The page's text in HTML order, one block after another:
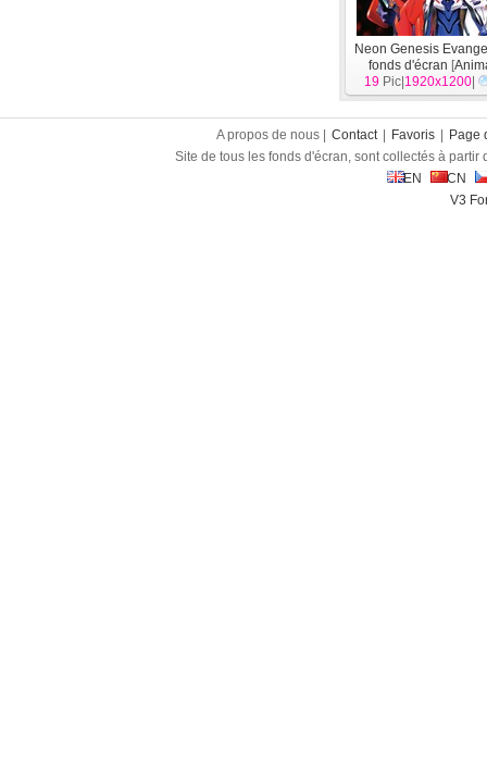
Neon Genesis
fonds d'écran [
19 Pic| 1920x1200
A propos de nous | Contact Favoris
Page
Site de tous les fonds d'écran, sont collectés à
EN
CN
V3